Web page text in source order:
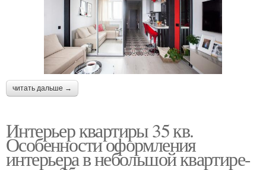
читать дальше →
Интерьер квартиры 35 кв.
Особенности оформления
интерьера в небольшой квартире-